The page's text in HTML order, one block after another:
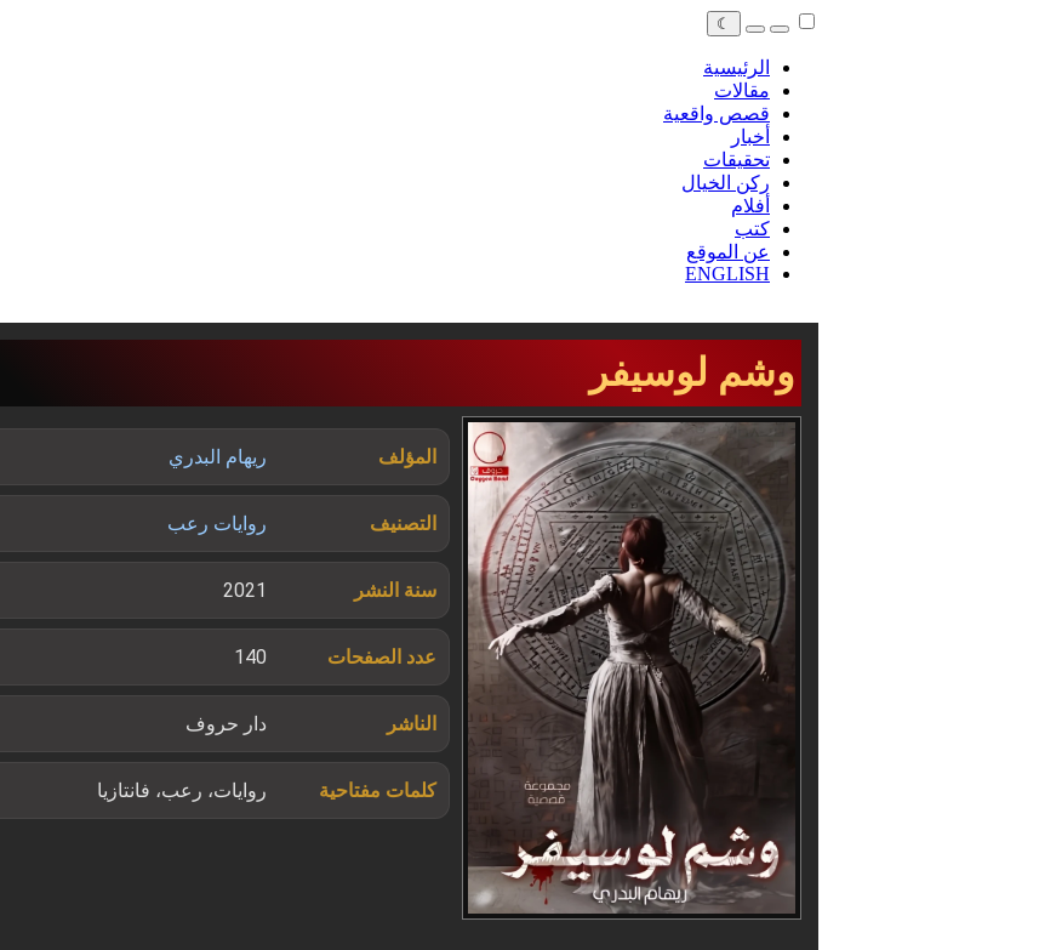
☾
الرئيسية
مقالات
قصص واقعية
أخبار
تحقيقات
ركن الخيال
أفلام
كتب
عن الموقع
ENGLISH
وشم لوسيفر
المؤلف ريهام البدري
التصنيف روايات رعب
سنة النشر 2021
عدد الصفحات 140
الناشر دار حروف
كلمات مفتاحية روايات، رعب، فانتازيا